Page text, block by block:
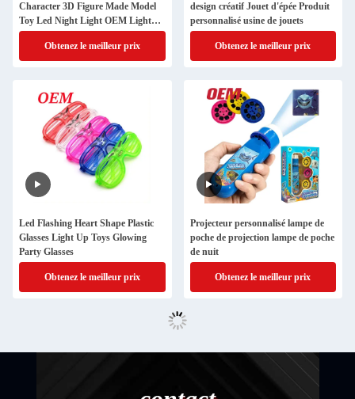
Character 3D Figure Made Model
Toy Led Night Light OEM Light
Toy Manufacturer
Obtenez le meilleur prix
design créatif Jouet d'épée Produit
personnalisé usine de jouets
Obtenez le meilleur prix
Led Flashing Heart Shape Plastic
Glasses Light Up Toys Glowing
Party Glasses
Obtenez le meilleur prix
Projecteur personnalisé lampe de
poche de projection lampe de poche
de nuit
Obtenez le meilleur prix